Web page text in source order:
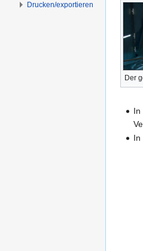
Der
In
In
Drucken/­exportieren